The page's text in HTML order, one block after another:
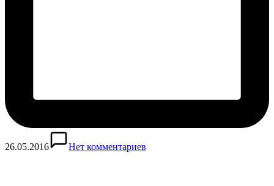
26.05.2016 Нет комментариев